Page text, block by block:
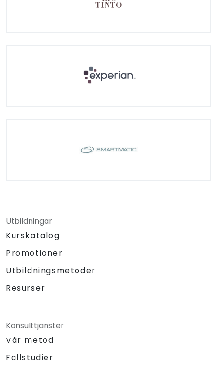
Utbildningar
Kurskatalog
Promotioner
Utbildningsmetoder
Resurser
Konsulttjänster
Vår metod
Fallstudier